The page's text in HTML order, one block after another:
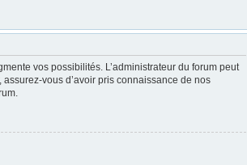
vos possibilités. L’administrateur du forum peut
vous d’avoir pris connaissance de nos